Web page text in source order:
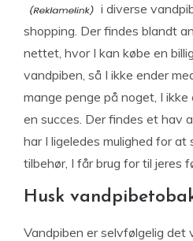
i diverse
shopping. Der findes blandt
nettet, hvor I kan købe en
vandpiben, så I ikke ender
mange penge på noget, I
en succes. Der findes et hav
har I ligeledes mulighed for
tilbehør, I får brug for til jeres
Husk
Vandpiben er selvfølgelig det